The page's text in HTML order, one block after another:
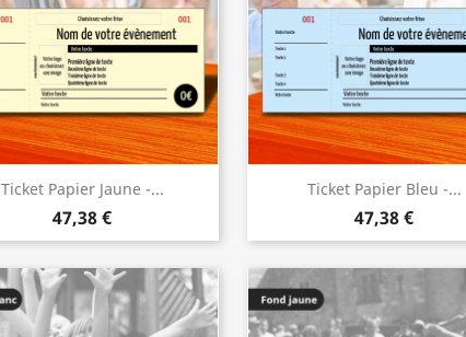
Ticket Papier Jaune -...
47,38 €
Ticket Papier Bleu -...
47,38 €